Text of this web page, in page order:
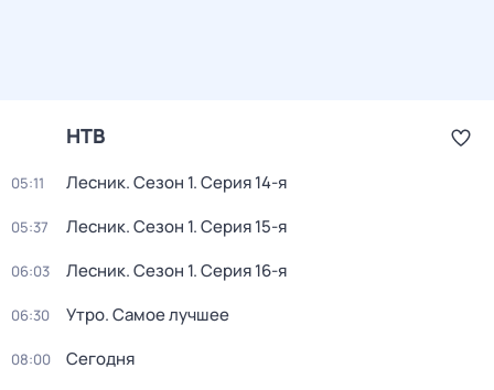
НТВ
05:11 Лесник. Сезон 1. Серия 14-я
05:37 Лесник. Сезон 1. Серия 15-я
06:03 Лесник. Сезон 1. Серия 16-я
06:30 Утро. Самое лучшее
08:00 Сегодня